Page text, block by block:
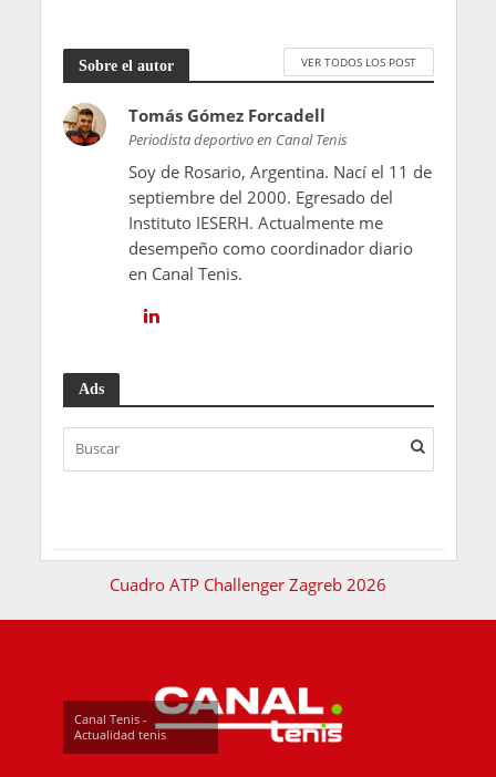
Sobre el autor VER TODOS LOS POST
Tomás Gómez Forcadell
Periodista deportivo en Canal Tenis
Soy de Rosario, Argentina. Nací el 11 de
septiembre del 2000. Egresado del
Instituto IESERH. Actualmente me
desempeño como coordinador diario
en Canal Tenis.
Ads
Cuadro ATP Challenger Zagreb 2026
Canal Tenis -
Actualidad tenis